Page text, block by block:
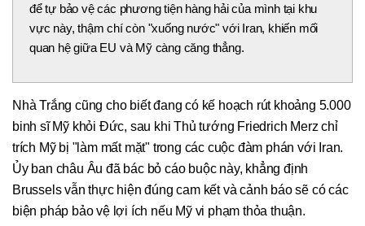
để tự bảo vệ các phương tiện hàng hải của mình tại khu
vực này, thậm chí còn "xuống nước" với Iran, khiến mối
quan hệ giữa EU và Mỹ càng căng thẳng.
Nhà Trắng cũng cho biết đang có kế hoạch rút khoảng 5.000
binh sĩ Mỹ khỏi Đức, sau khi Thủ tướng Friedrich Merz chỉ
trích Mỹ bị "làm mất mặt" trong các cuộc đàm phán với Iran.
Ủy ban châu Âu đã bác bỏ cáo buộc này, khẳng định
Brussels vẫn thực hiện đúng cam kết và cảnh báo sẽ có các
biện pháp bảo vệ lợi ích nếu Mỹ vi phạm thỏa thuận.